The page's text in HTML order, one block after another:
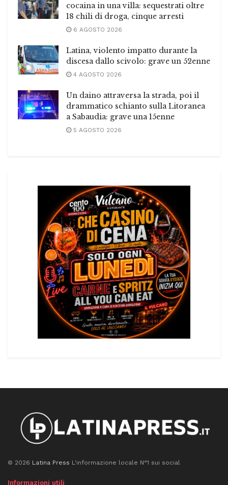
cocaina in una villa: sequestrati oltre
18 chili di droga, cinque arresti
6 AGOSTO 2026
Latina, violento impatto durante la
discesa dallo scivolo: grave un 52enne
4 AGOSTO 2026
Un daino attraversa la strada, poi il
drammatico schianto sulla Litoranea
a Sabaudia: grave una 15enne
5 AGOSTO 2026
© 2026 Latina Press L'informazione locale N°1 sui social
Informazioni utili